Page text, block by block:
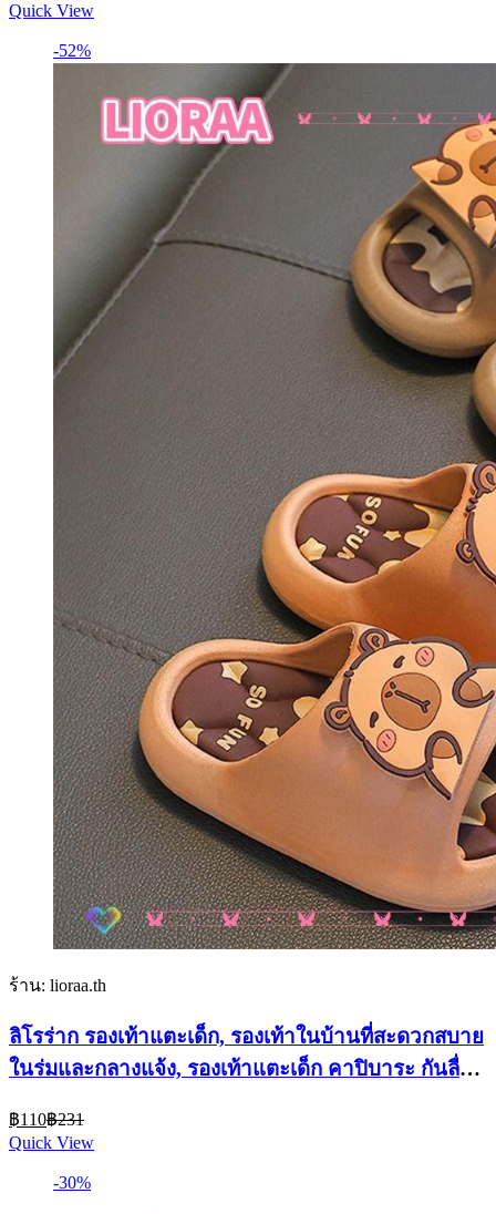
is:
฿254.
was:
฿864.
Quick View
-52%
ร้าน: liora‌a.th
ลิโรร่า‌ก รองเท้าแตะเด็ก, รองเท้าในบ้านที่สะดวกสบาย
ในร่มและกลางแจ้ง, รองเท้าแตะเด็ก คาปิบาระ กันลื่น
฿110Current
price
is:
฿110.
฿231
was:
฿231.
Quick View
-30%